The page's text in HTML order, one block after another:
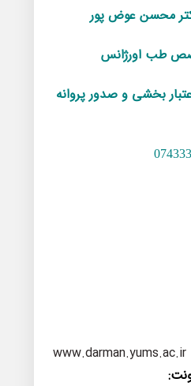
محسن عوض پور
طب اورژانس
بخشی و صدور پروانه
www.darman.yums.ac.ir
: